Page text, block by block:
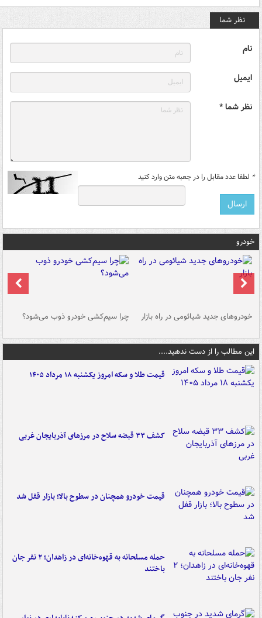
نظر شما
نام
ایمیل
نظر شما *
* لطفا عدد مقابل را در جعبه متن وارد کنید
خودرو
خودروهای جدید شیائومی در راه بازار چرا سیم‌کشی خودرو ذوب می‌شود؟
این مطالب را از دست ندهید....
قیمت طلا و سکه امروز یکشنبه ۱۸ مرداد ۱۴۰۵
کشف ۳۳ قبضه سلاح در مرزهای آذربایجان غربی
قیمت خودرو همچنان در سطوح بالا؛ بازار قفل شد
حمله مسلحانه به قهوه‌خانه‌ای در زاهدان؛ ۲ نفر جان
باختند